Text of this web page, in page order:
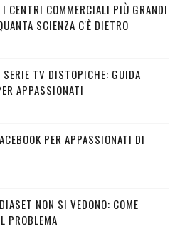
I CENTRI COMMERCIALI PIÙ GRANDI
SCIENZA C'È DIETRO
TV DISTOPICHE: GUIDA
APPASSIONATI
PER APPASSIONATI DI
NON SI VEDONO: COME
PROBLEMA